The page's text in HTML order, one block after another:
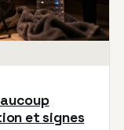
et signes